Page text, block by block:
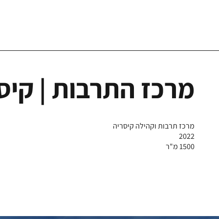
מרכז התרבות |
מרכז תרבות וקהילה קיסריה
2022
1500 מ"ר